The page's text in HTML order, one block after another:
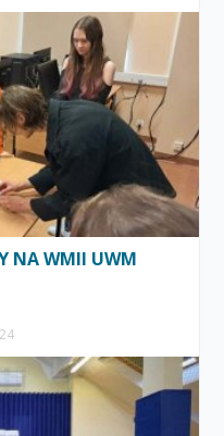
NA WMII UWM